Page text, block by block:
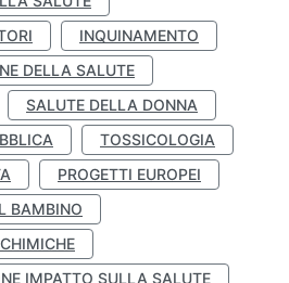
INQUINAMENTO
DELLA SALUTE
SALUTE DELLA DONNA
TOSSICOLOGIA
PROGETTI EUROPEI
BAMBINO
IMPATTO SULLA SALUTE